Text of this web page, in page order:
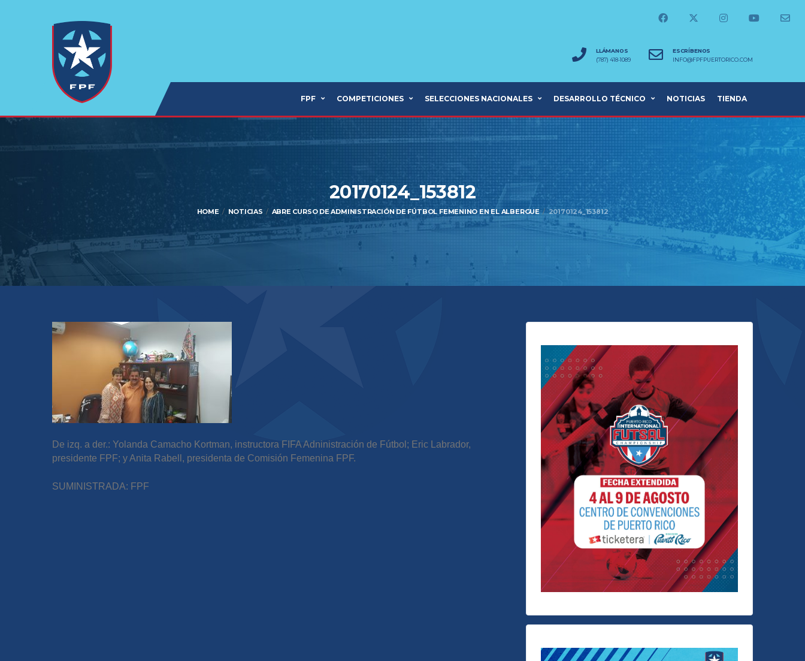
LLÁMANOS
(787) 418-1089
ESCRÍBENOS
INFO@FPFPUERTORICO.COM
FPF COMPETICIONES SELECCIONES NACIONALES DESARROLLO TÉCNICO NOTICIAS TIENDA
20170124_153812
HOME NOTICIAS ABRE CURSO DE ADMINISTRACIÓN DE FÚTBOL FEMENINO EN EL ALBERGUE 20170124_153812
De izq. a der.: Yolanda Camacho Kortman, instructora FIFA Adninistración de Fútbol; Eric Labrador,
presidente FPF; y Anita Rabell, presidenta de Comisión Femenina FPF.
SUMINISTRADA: FPF